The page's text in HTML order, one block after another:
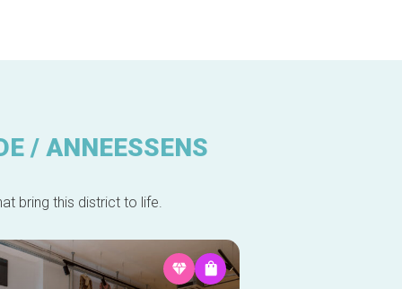
/ ANNEESSENS
bring this district to life.